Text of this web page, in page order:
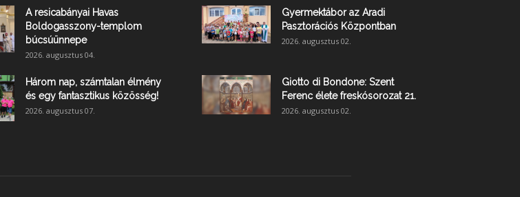
A resicabányai Havas
Boldogasszony-templom
búcsúünnepe
2026. augusztus 04.
Gyermektábor az Aradi
Pasztorációs Központban
2026. augusztus 02.
Három nap, számtalan élmény
és egy fantasztikus közösség!
2026. augusztus 07.
Giotto di Bondone: Szent
Ferenc élete freskósorozat 21.
2026. augusztus 02.